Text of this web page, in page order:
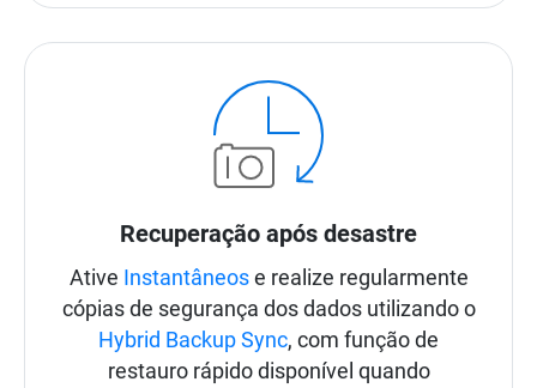
Recuperação após desastre
Ative Instantâneose realize regularmente
cópias de segurança dos dados utilizando o
Hybrid Backup Sync, com função de
restauro rápido disponível quando